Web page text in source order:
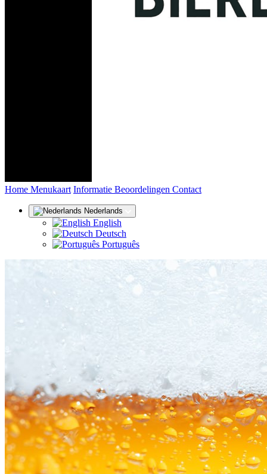
Home (huidige)
Menukaart Informatie Beoordelingen Contact
Nederlands
English
Deutsch
Português